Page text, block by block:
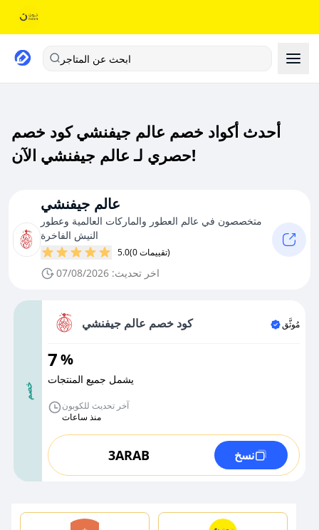
ابحث عن المتاجر
أحدث أكواد خصم عالم جيفنشي كود خصم
حصري لـ عالم جيفنشي الآن!
عالم جيفنشي
متخصصون في عالم العطور والماركات العالمية وعطور
النيش الفاخرة
5.0 (0 تقييمات)
اخر تحديث: 07/08/2026
خصم
كود خصم عالم جيفنشي مُوثَّق
7%
يشمل جميع المنتجات
آخر تحديث للكوبون
منذ ساعات
3ARAB نسخ